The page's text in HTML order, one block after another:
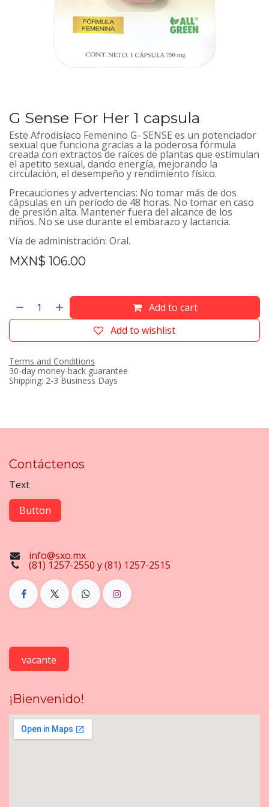
G Sense For Her 1 capsula
Este Afrodisíaco Femenino G- SENSE es un potenciador
sexual que funciona gracias a la poderosa fórmula
creada con extractos de raíces de plantas que estimulan
el apetito sexual, dando energía, mejorando la
circulación, el desempeño y rendimiento físico.
Precauciones y advertencias: No tomar más de dos
cápsulas en un período de 48 horas. No tomar en caso
de presión alta. Mantener fuera del alcance de los
niños. No se use durante el embarazo y lactancia.​
Vía de administración: Oral.
MXN$ 106.00
Add to cart
Add to wishlist
Terms and Conditions
30-day money-back guarantee
Shipping: 2-3 Business Days
Contáctenos
Text
Button
info@sxo.mx
(81) 1257-2550 y (81) 1257-2515
vacante
¡Bienvenido!